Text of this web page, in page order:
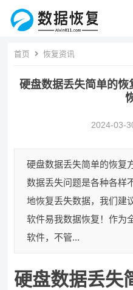
首页 恢复资讯
硬盘数据丢失简单的
2024-03-
硬盘数据丢失简单的恢复
数据丢失问题是各种各样
地恢复丢失数据，我们建
软件易我数据恢复！作为
软件，不管...
硬盘数据丢失